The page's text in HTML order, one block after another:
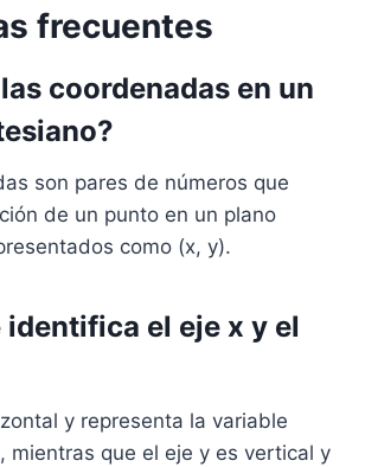
frecuentes
coordenadas en un
son pares de números que
de un punto en un plano
como (x, y).
identifica el eje x y el
y representa la variable
mientras que el eje y es vertical y